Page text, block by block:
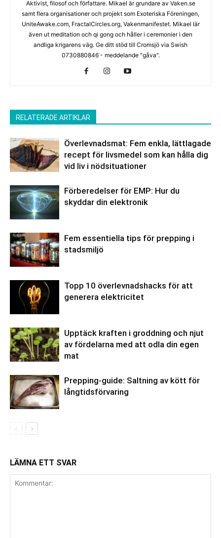
Aktivist, filosof och författare. Mikael är grundare av Vaken.se
samt flera organisationer och projekt som Exoteriska Föreningen,
UniteAwake.com, FractalCircles.org, Vakenmanifestet. Mikael lär
även ut meditation och qi gong och håller i ceremonier i den
andliga krigarens väg. Ge ditt stöd till Cromsjö via Swish
0730880846 - meddelande "gåva".
RELATERADE ARTIKLAR
Överlevnadsmat: Fem enkla, lättlagade
recept för livsmedel som kan hålla dig
vid liv i nödsituationer
Förberedelser för EMP: Hur du
skyddar din elektronik
Fem essentiella tips för prepping i
stadsmiljö
Topp 10 överlevnadshacks för att
generera elektricitet
Upptäck kraften i groddning och njut
av fördelarna med att odla din egen
mat
Prepping-guide: Saltning av kött för
långtidsförvaring
LÄMNA ETT SVAR